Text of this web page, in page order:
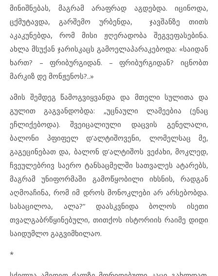
მინიშნებას, მაგრამ არაფრად აგდებდა. იცინოდა,
ცქმუტავდა, გარშემო ურბენდა, ჯავშანზე თითს
აკაკუნებდა, რომ მისი ჟღერადობა შეგვეფასებინა.
ახლა მსუქან ჯარისკაცს გამოელაპარაკებოდა: «საიდან
ხართ? – ფრიბურგიდან. – ფრიბურგიდან? იცნობთ
მარკიზ დე მონჟენოს?..»
ამის შემდეგ წამოგვიყვანდა და მთელი სულითა და
გულით გაგვანდობდა: „უცნაული ლამეებია (ენაც
ეჩლიქებოდა). შვეიცალიული დაცვის გენელალი,
ბალონი პფიფელ დ’ალტიშოვენი, ლომელსაც მე,
გაგეცინებათ და, ბალონ დ’ალტიშოს ვეძახი, მოკლედ,
ჩვეულებრივ საერო ტანსაცმელში სათვალეს ატარებს,
მაგრამ უნიფორმაში გამოწყობილი იხსნის, რადგან
აღმოაჩინა, რომ იმ დროს მონოკლები არ არსებობდა.
სასაცილოა, ალა?“ დაასკვნიდა ბოლოს ისეთი
თვალგაბრწყინებული, თითქოს ისტორიის რაიმე დიდი
საიდუმლო გაგვიმხილაო.
*